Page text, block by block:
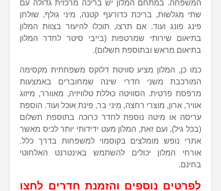
המשפחה. במתחם המלון יש בריכה מרכזית גדולה עם
שתי מגלשות, בריכת כדורעף קטנה, מיני גולף, שולחן
פינג פונג ועוד. אם תרצו, תוכלו להיעזר בצוות המלון
בתיאום שירותי שמרטפות (בייבי סיטר לחדר המלון
בתיאום מראש ובתוספת תשלום).
כמו כן, המלון מציע סוויטת דלוקס משפחתית מקסימה
המורכבת משני חדרי שינה שמחוברים באמצעות
מרפסת פרטית. הסוויטה כוללת טלוויזיה, מאוורר, מיזוג
אוויר, ארון, מוצרי רחצה, מיני בר, פינת אוכל ועוד. הוספת
עריסה או מיטה נוספת לחדר כרוכה בתוספת תשלום
(בכל גיל), ועם זאת, המלון מעט ידידותי יותר לכיס מאשר
אתרי נופש מומלצים בקוסמוי למשפחות בדרך כלל.
אורחי המלון יכולים להשתמש באינטרנט האלחוטי
בחינם.
לפרטים נוספים והזמנת חדרים לחצו